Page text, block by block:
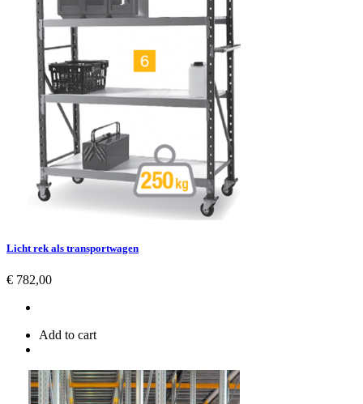
Licht rek als transportwagen
Prijs
€ 782,00
Add to cart